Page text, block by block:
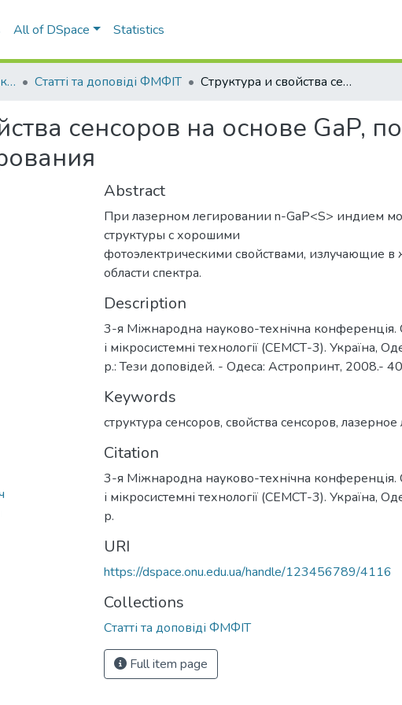
All of DSpace Statistics
08. Факультет математики, фізики та інформаційних технологій Статті та доповіді ФМФІТ Структура и свойства сенсоров на основе GaP, полученных методом лазерного легирования
сенсоров на основе GaP,
Abstract
При лазерном легировании n-GaP<S> индием
структуры с хорошими
фотоэлектрическими свойствами, излучающие в
области спектра.
Description
3-я Міжнародна науково-технічна конференція.
і мікросистемні технології (СЕМСТ-3). Україна,
р.: Тези доповідей. - Одеса: Астропринт, 2008.-
Keywords
структура сенсоров, свойства сенсоров, лазерное
Citation
3-я Міжнародна науково-технічна конференція.
і мікросистемні технології (СЕМСТ-3). Україна,
р.
URI
https://dspace.onu.edu.ua/handle/123456789/4116
Collections
Статті та доповіді ФМФІТ
Full item page